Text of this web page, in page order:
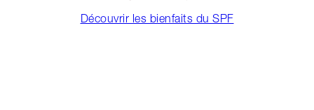
Découvrir les bienfaits du SPF